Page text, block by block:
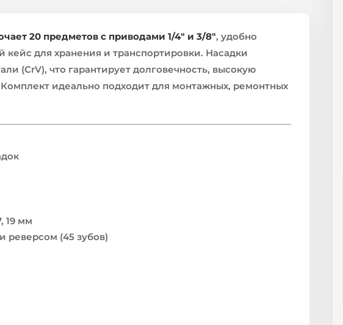
20 предметов с приводами 1/4″ и 3/8″, удобно
кейс для хранения и транспортировки. Насадки
(CrV), что гарантирует долговечность, высокую
Комплект идеально подходит для монтажных, ремонтных
19 мм
реверсом (45 зубов)